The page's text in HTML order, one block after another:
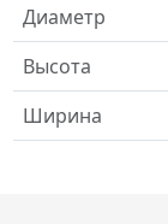
Диаметр
Высота
Ширина